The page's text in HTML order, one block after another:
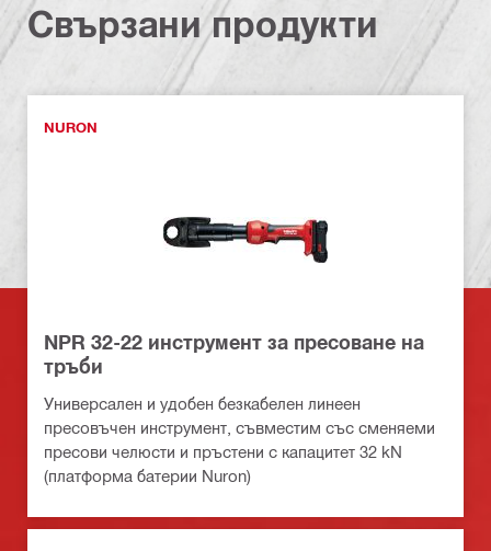
Свързани продукти
NURON
NPR 32-22 инструмент за пресоване на
тръби
Универсален и удобен безкабелен линеен
пресовъчен инструмент, съвместим със сменяеми
пресови челюсти и пръстени с капацитет 32 kN
(платформа батерии Nuron)